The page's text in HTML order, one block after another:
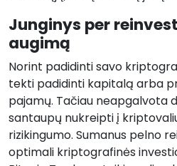
Junginys per
augimą
Norint padidinti savo
tekti padidinti kapitalą arba
pajamų. Tačiau neapgalvota
santaupų nukreipti į
rizikingumo. Sumanus pelno
optimali kriptografinės